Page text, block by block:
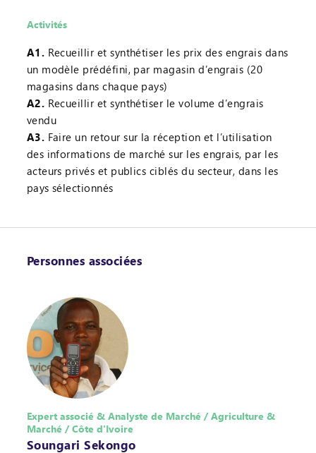
Activités
A1. Recueillir et synthétiser les prix des engrais dans
un modèle prédéfini, par magasin d’engrais (20
magasins dans chaque pays)
A2. Recueillir et synthétiser le volume d’engrais
vendu
A3. Faire un retour sur la réception et l’utilisation
des informations de marché sur les engrais, par les
acteurs privés et publics ciblés du secteur, dans les
pays sélectionnés
Personnes associées
Expert associé & Analyste de Marché / Agriculture &
Marché / Côte d'Ivoire
Soungari Sekongo